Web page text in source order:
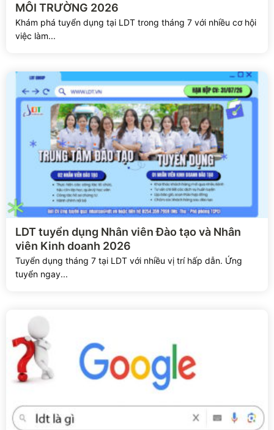
MÔI TRƯỜNG 2026
Khám phá tuyển dụng tại LDT trong tháng 7 với nhiều cơ hội
việc làm...
Xem chi tiết
LDT tuyển dụng Nhân viên Đào tạo và Nhân
viên Kinh doanh 2026
Tuyển dụng tháng 7 tại LDT với nhiều vị trí hấp dẫn. Ứng
tuyển ngay...